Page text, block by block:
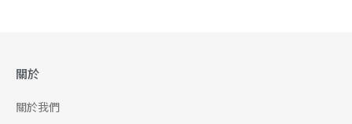
關於
關於我們